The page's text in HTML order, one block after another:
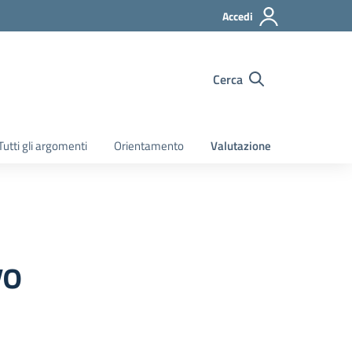
Accedi
Cerca
gli argomenti Orientamento Valutazione